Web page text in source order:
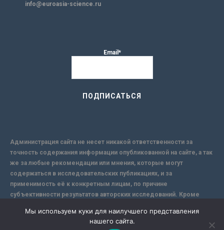
info@euroasia-science.ru
Email*
Администрация сайта не несет никакой ответственности за
точность содержания информации опубликованной на сайте, а так
же за любые рекомендации или мнения, которые могут
содержаться в исследовательских публикациях, и за
применимость её к конкретным лицам, по причине
субъективности результатов авторских исследований. Кроме
надежной защиты информации, Сайт не несет ответственности за
Мы используем куки для наилучшего представления
нашего сайта.